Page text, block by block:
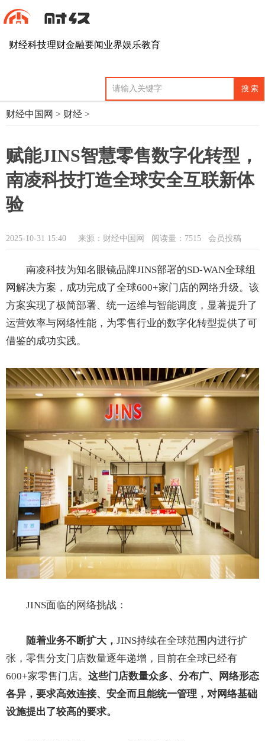
财经科技理财金融要闻业界娱乐教育
财经中国网 > 财经 >
赋能JINS智慧零售数字化转型，
南凌科技打造全球安全互联新体
验
2025-10-31 15:40 来源：财经中国网 阅读量：7515 会员投稿
南凌科技为知名眼镜品牌JINS部署的SD-WAN全球组
网解决方案，成功完成了全球600+家门店的网络升级。该
方案实现了极简部署、统一运维与智能调度，显著提升了
运营效率与网络性能，为零售行业的数字化转型提供了可
借鉴的成功实践。
JINS面临的网络挑战：
随着业务不断扩大， JINS持续在全球范围内进行扩
张，零售分支门店数量逐年递增，目前在全球已经有
600+家零售门店。 这些门店数量众多、分布广、网络形态
各异，要求高效连接、安全而且能统一管理，对网络基础
设施提出了较高的要求。